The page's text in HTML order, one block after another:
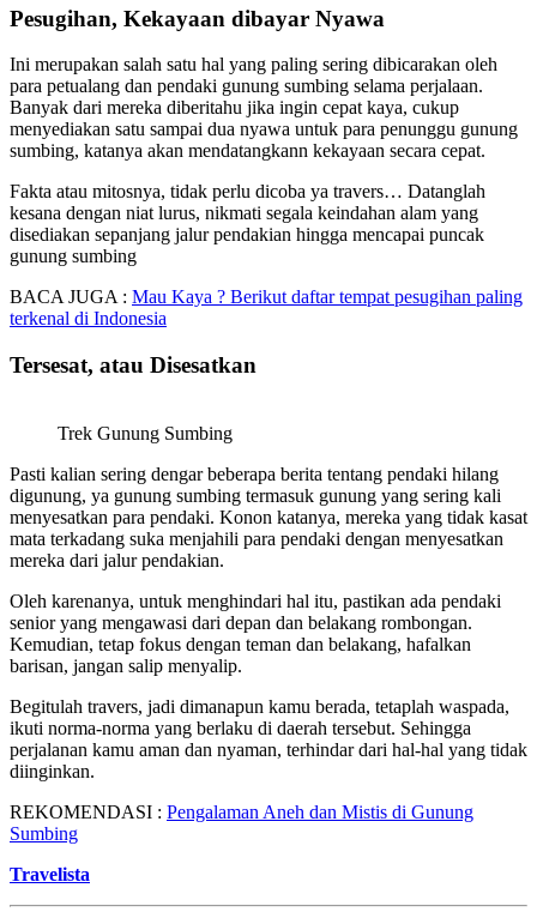
Pesugihan, Kekayaan dibayar Nyawa
Ini merupakan salah satu hal yang paling sering dibicarakan oleh
para petualang dan pendaki gunung sumbing selama perjalaan.
Banyak dari mereka diberitahu jika ingin cepat kaya, cukup
menyediakan satu sampai dua nyawa untuk para penunggu gunung
sumbing, katanya akan mendatangkann kekayaan secara cepat.
Fakta atau mitosnya, tidak perlu dicoba ya travers… Datanglah
kesana dengan niat lurus, nikmati segala keindahan alam yang
disediakan sepanjang jalur pendakian hingga mencapai puncak
gunung sumbing
BACA JUGA : Mau Kaya ? Berikut daftar tempat pesugihan paling
terkenal di Indonesia
Tersesat, atau Disesatkan
Trek Gunung Sumbing
Pasti kalian sering dengar beberapa berita tentang pendaki hilang
digunung, ya gunung sumbing termasuk gunung yang sering kali
menyesatkan para pendaki. Konon katanya, mereka yang tidak kasat
mata terkadang suka menjahili para pendaki dengan menyesatkan
mereka dari jalur pendakian.
Oleh karenanya, untuk menghindari hal itu, pastikan ada pendaki
senior yang mengawasi dari depan dan belakang rombongan.
Kemudian, tetap fokus dengan teman dan belakang, hafalkan
barisan, jangan salip menyalip.
Begitulah travers, jadi dimanapun kamu berada, tetaplah waspada,
ikuti norma-norma yang berlaku di daerah tersebut. Sehingga
perjalanan kamu aman dan nyaman, terhindar dari hal-hal yang tidak
diinginkan.
REKOMENDASI : Pengalaman Aneh dan Mistis di Gunung
Sumbing
Travelista